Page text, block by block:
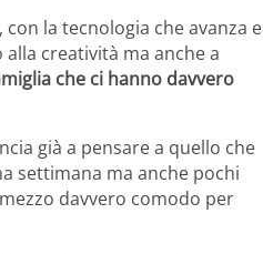
la tecnologia che avanza e
creatività ma anche a
che ci hanno davvero
già a pensare a quello che
settimana ma anche pochi
davvero comodo per